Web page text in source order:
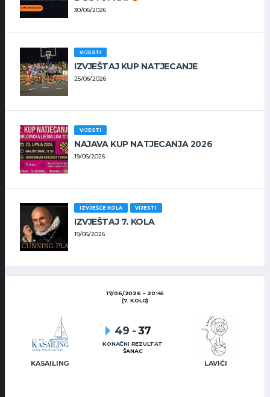
30/06/2026
VIJESTI
IZVJEŠTAJ KUP NATJECANJE
25/06/2026
VIJESTI
NAJAVA KUP NATJECANJA 2026
19/06/2026
IZVJEŠĆE KOLA VIJESTI
IZVJEŠTAJ 7. KOLA
19/06/2026
17/06/2026
20:45
(7. KOLO)
KASAILING LAVIĆI
49 -37
KONAČNI REZULTAT
ŠANAC